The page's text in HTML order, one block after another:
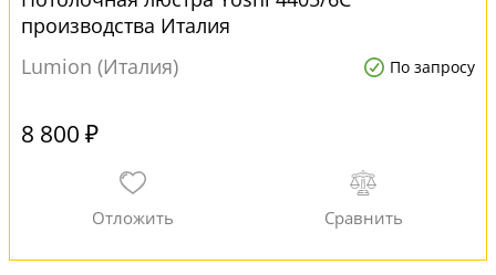
производства Италия
Lumion (Италия)
По запросу
8 800 ₽